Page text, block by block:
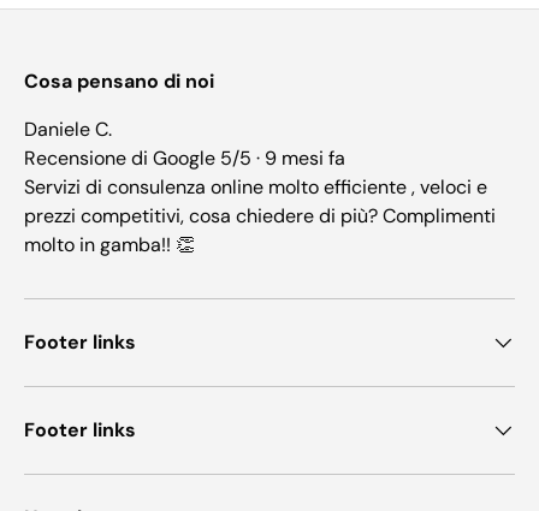
Cosa pensano di noi
Daniele C.
Recensione di Google 5/5 · 9 mesi fa
Servizi di consulenza online molto efficiente , veloci e
prezzi competitivi, cosa chiedere di più? Complimenti
molto in gamba!! 👏
Footer links
Footer links